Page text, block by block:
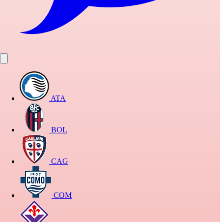
ATA
BOL
CAG
COM